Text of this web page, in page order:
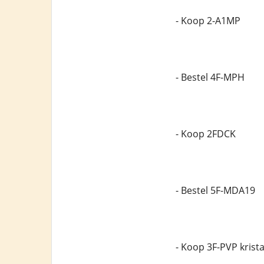
- Koop 2-A1MP
- Bestel 4F-MPH
- Koop 2FDCK
- Bestel 5F-MDA19
- Koop 3F-PVP